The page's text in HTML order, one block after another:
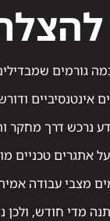
גורמים
אינטנסיביים
נרכש דרך מחקר
אתגרים טכניים
מצבי עבודה
מדי חודש, ולכן